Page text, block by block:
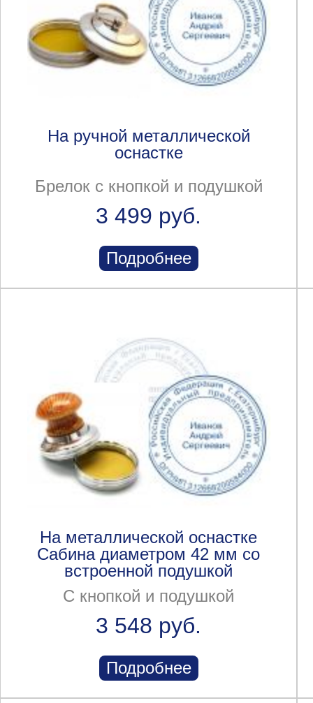
На ручной металлической
оснастке
Брелок с кнопкой и подушкой
3 499 руб.
Подробнее
На металлической оснастке
Сабина диаметром 42 мм со
встроенной подушкой
С кнопкой и подушкой
3 548 руб.
Подробнее